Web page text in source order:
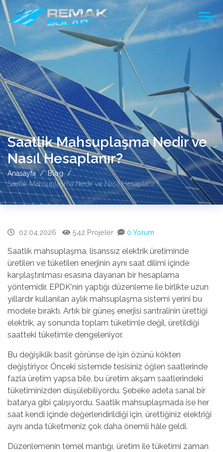
Saatlik Mahsuplaşma Nedir ve
Nasıl Hesaplanır?
Anasayfa
Blog
Saatlik Mahsuplaşma Nedir ve Nasıl Hesaplanır?
02.04.2026 542 Projeler 0 Yorum
Saatlik mahsuplaşma, lisanssız elektrik üretiminde
üretilen ve tüketilen enerjinin aynı saat dilimi içinde
karşılaştırılması esasına dayanan bir hesaplama
yöntemidir. EPDK'nin yaptığı düzenleme ile birlikte uzun
yıllardır kullanılan aylık mahsuplaşma sistemi yerini bu
modele bıraktı. Artık bir güneş enerjisi santralinin ürettiği
elektrik, ay sonunda toplam tüketimle değil, üretildiği
saatteki tüketimle dengeleniyor.
Bu değişiklik basit görünse de işin özünü kökten
değiştiriyor. Önceki sistemde tesisiniz öğlen saatlerinde
fazla üretim yapsa bile, bu üretim akşam saatlerindeki
tüketiminizden düşülebiliyordu. Şebeke adeta sanal bir
batarya gibi çalışıyordu. Saatlik mahsuplaşmada ise her
saat kendi içinde değerlendirildiği için, ürettiğiniz elektriği
aynı anda tüketmeniz çok daha önemli hâle geldi.
Düzenlemenin temel mantığı, üretim ile tüketimi zaman